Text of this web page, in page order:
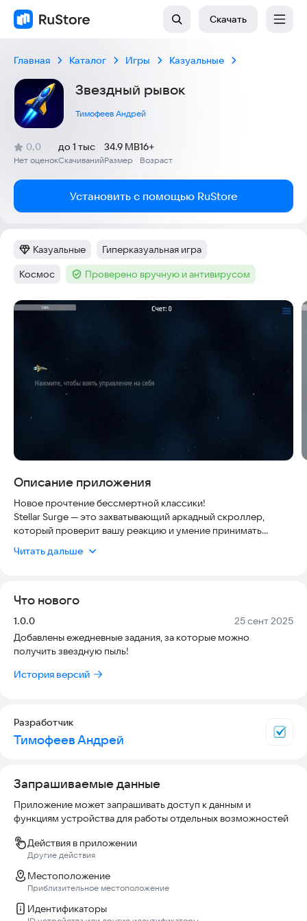
Скачать
Главная Каталог Игры Казуальные
Звездный рывок
Тимофеев Андрей
Рейтинг:
0,0
(
Нет оценок
)
Скачиваний
до 1 тыс
Размер
34.9 MB
Возраст
16+
Установить с помощью RuStore
Категория:
Казуальные Тег:
Гиперказуальная игра
Тег:
Космос Тег :Проверено вручную и антивирусом
Скриншоты
Описание приложения
Новое прочтение бессмертной классики!
Stellar Surge — это захватывающий аркадный скроллер,
который проверит вашу реакцию и умение принимать
путешествие через опасные астероидные поля. Но это не
Уникальная игровая механика:
🚀 Двойное управление:
Удержание: Включайте главный двигатель для мощного,
непрерывного подъема, который поможет преодолеть
⚡ Управление энергией:
Каждое ваше действие — от короткого прыжка до мощного
рывка — расходует драгоценную энергию. Собирайте
пополнить свои запасы и продолжить полет. Без энергии
ваш корабль обречен!
🌌 Бесконечная генерация:
Двух одинаковых полетов не бывает! Мир игры
генерируется на лету, создавая уникальные и все более
Читать дальше
Что нового
Версия:
1.0.0 Дата:
25 сент 2025
Добавлены ежедневные задания, за которые можно
получить звездную пыль!
История версий
Разработчик
Тимофеев Андрей
Запрашиваемые данные
Приложение может запрашивать доступ к данным и
функциям устройства для работы отдельных возможностей
Действия в приложении
Другие действия
Местоположение
Приблизительное местоположение
Идентификаторы